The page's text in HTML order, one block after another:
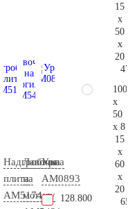
Надгробная
плита
AM5174
Лавочка
на
могилу
Урна
AM0893
128.800
15
x
50
x
20
100
x
50
x 8
15
x
60
x
20